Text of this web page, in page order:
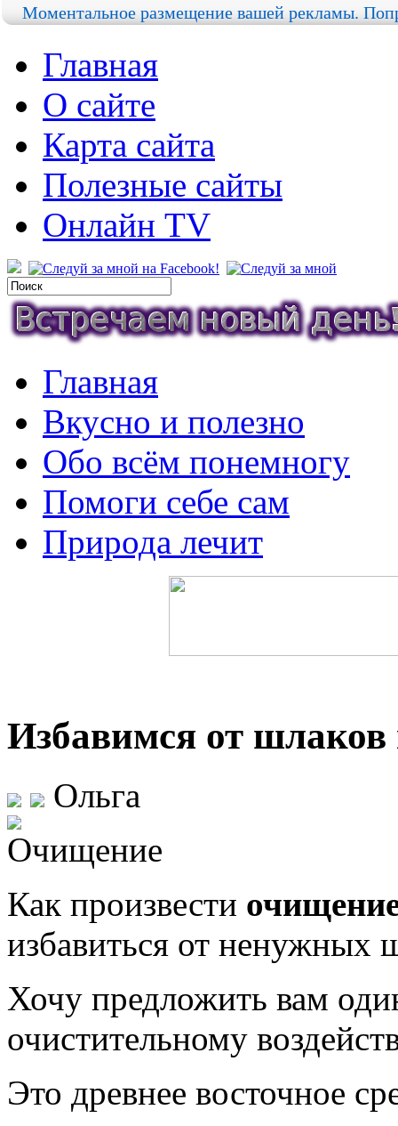
Моментальное размещение вашей рекламы.
Главная
О сайте
Карта сайта
Полезные сайты
Онлайн TV
Главная
Вкусно и полезно
Обо всём понемногу
Помоги себе сам
Природа лечит
Избавимся от шлаков
Ольга
Как произвести
избавиться от ненужных
Хочу предложить вам
очистительному
Это древнее восточное